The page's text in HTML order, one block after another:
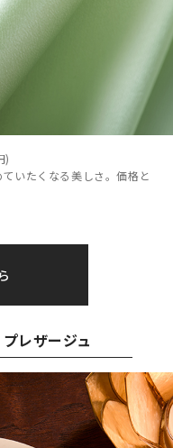
)
いたくなる美しさ。価格と
レザージュ